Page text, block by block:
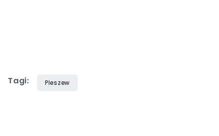
Tagi: Pleszew